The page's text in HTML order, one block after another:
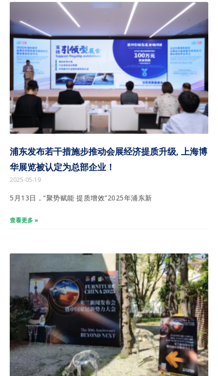
浦东发布若干措施步推动会展经济提质升级, 上海博
华展览被认定为总部企业！
2025-05-19
5月13日，“聚势赋能 提质增效”2025年浦东新
查看更多 »